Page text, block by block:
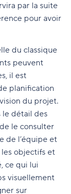
par la suite
pour avoir
du classique
peuvent
il est
planification
du projet.
le détail des
le consulter
de l’équipe et
objectifs et
ce qui lui
visuellement
sur